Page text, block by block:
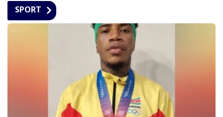
SPORT